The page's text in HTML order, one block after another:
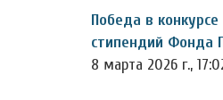
Победа в
стипендий Фонда
8 марта 2026 г.,